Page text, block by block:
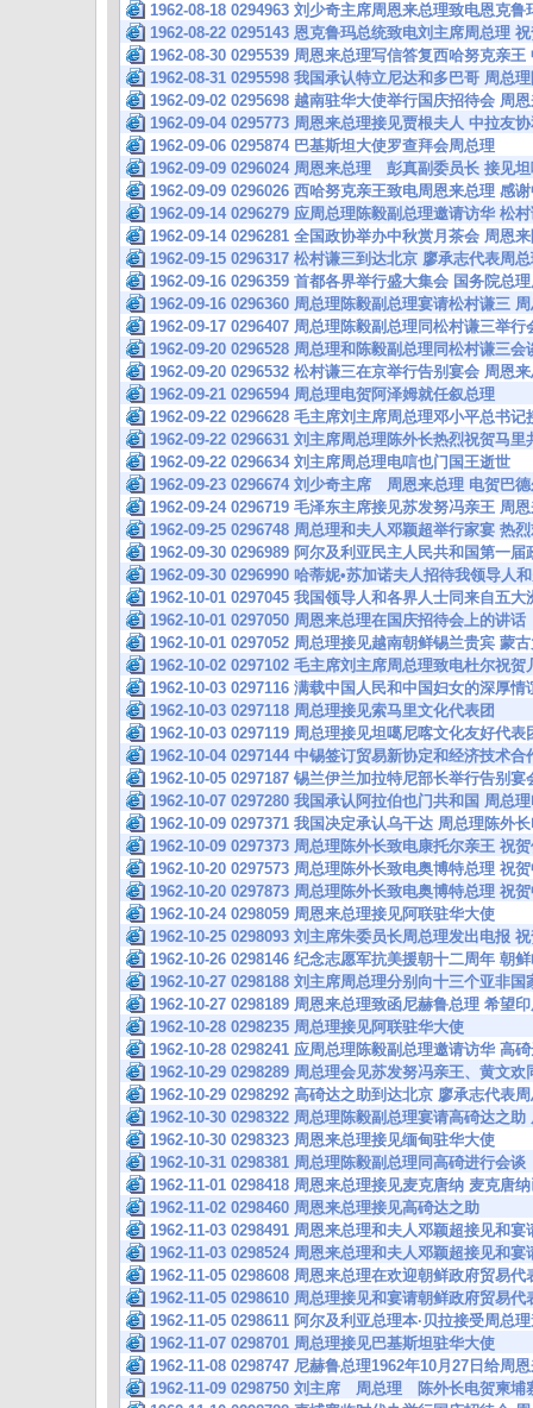
1962-08-18 0294963 刘少奇主席周恩来总理致电恩克
1962-08-22 0295143 恩克鲁玛总统致电刘主席周总理
1962-08-30 0295539 周恩来总理写信答复西哈努克亲
1962-08-31 0295598 我国承认特立尼达和多巴哥 周总
1962-09-02 0295698 越南驻华大使举行国庆招待会 周
1962-09-04 0295773 周恩来总理接见贾根夫人 中拉友
1962-09-06 0295874 巴基斯坦大使罗查拜会周总理
1962-09-09 0296024 周恩来总理 彭真副委员长 接见
1962-09-09 0296026 西哈努克亲王致电周恩来总理 感
1962-09-14 0296279 应周总理陈毅副总理邀请访华 松
1962-09-14 0296281 全国政协举办中秋赏月茶会 周恩
1962-09-15 0296317 松村谦三到达北京 廖承志代表周
1962-09-16 0296359 首都各界举行盛大集会 国务院总
1962-09-16 0296360 周总理陈毅副总理宴请松村谦三
1962-09-17 0296407 周总理陈毅副总理同松村谦三举行
1962-09-20 0296528 周总理和陈毅副总理同松村谦三会
1962-09-20 0296532 松村谦三在京举行告别宴会 周恩
1962-09-21 0296594 周总理电贺阿泽姆就任叙总理
1962-09-22 0296628 毛主席刘主席周总理邓小平总书记
1962-09-22 0296631 刘主席周总理陈外长热烈祝贺马里
1962-09-22 0296634 刘主席周总理电唁也门国王逝世
1962-09-23 0296674 刘少奇主席 周恩来总理 电贺巴
1962-09-24 0296719 毛泽东主席接见苏发努冯亲王 周
1962-09-25 0296748 周总理和夫人邓颖超举行家宴 热
1962-09-30 0296989 阿尔及利亚民主人民共和国第一
1962-09-30 0296990 哈蒂妮•苏加诺夫人招待我领导人
1962-10-01 0297045 我国领导人和各界人士同来自五
1962-10-01 0297050 周恩来总理在国庆招待会上的讲话
1962-10-01 0297052 周总理接见越南朝鲜锡兰贵宾 蒙
1962-10-02 0297102 毛主席刘主席周总理致电杜尔祝
1962-10-03 0297116 满载中国人民和中国妇女的深厚
1962-10-03 0297118 周总理接见索马里文化代表团
1962-10-03 0297119 周总理接见坦噶尼喀文化友好代表
1962-10-04 0297144 中锡签订贸易新协定和经济技术
1962-10-05 0297187 锡兰伊兰加拉特尼部长举行告别
1962-10-07 0297280 我国承认阿拉伯也门共和国 周总
1962-10-09 0297371 我国决定承认乌干达 周总理陈外
1962-10-09 0297373 周总理陈外长致电康托尔亲王 祝
1962-10-20 0297573 周总理陈外长致电奥博特总理 祝
1962-10-20 0297873 周总理陈外长致电奥博特总理 祝
1962-10-24 0298059 周恩来总理接见阿联驻华大使
1962-10-25 0298093 刘主席朱委员长周总理发出电报
1962-10-26 0298146 纪念志愿军抗美援朝十二周年 朝
1962-10-27 0298188 刘主席周总理分别向十三个亚非
1962-10-27 0298189 周恩来总理致函尼赫鲁总理 希望
1962-10-28 0298235 周总理接见阿联驻华大使
1962-10-28 0298241 应周总理陈毅副总理邀请访华 高
1962-10-29 0298289 周总理会见苏发努冯亲王、黄文欢
1962-10-29 0298292 高碕达之助到达北京 廖承志代表
1962-10-30 0298322 周总理陈毅副总理宴请高碕达之
1962-10-30 0298323 周恩来总理接见缅甸驻华大使
1962-10-31 0298381 周总理陈毅副总理同高碕进行会谈
1962-11-01 0298418 周恩来总理接见麦克唐纳 麦克唐
1962-11-02 0298460 周恩来总理接见高碕达之助
1962-11-03 0298491 周恩来总理和夫人邓颖超接见和宴
1962-11-03 0298524 周恩来总理和夫人邓颖超接见和宴
1962-11-05 0298608 周恩来总理在欢迎朝鲜政府贸易
1962-11-05 0298610 周总理接见和宴请朝鲜政府贸易代
1962-11-05 0298611 阿尔及利亚总理本·贝拉接受周总
1962-11-07 0298701 周总理接见巴基斯坦驻华大使
1962-11-08 0298747 尼赫鲁总理1962年10月27日给周
1962-11-09 0298750 刘主席 周总理 陈外长电贺柬埔